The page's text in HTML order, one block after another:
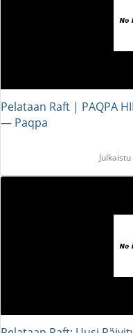
Pelataan Raft | PAQPA
― Paqpa